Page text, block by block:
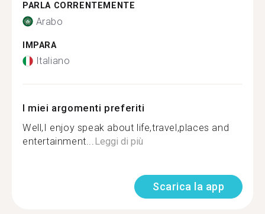
PARLA CORRENTEMENTE
Arabo
IMPARA
Italiano
I miei argomenti preferiti
Well,I enjoy speak about life,travel,places and
entertainment...Leggi di più
Scarica la app